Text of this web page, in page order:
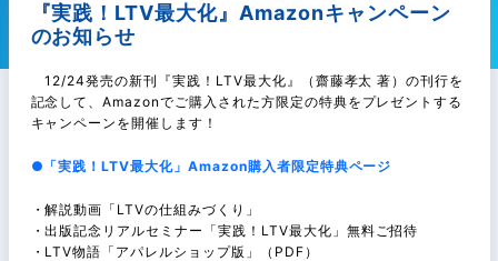
『実践！LTV最大化』Amazonキャンペーン
のお知らせ
12/24発売の新刊『実践！LTV最大化』（齋藤孝太 著）の刊行を
記念して、Amazonでご購入された方限定の特典をプレゼントする
キャンペーンを開催します！
●「実践！LTV最大化」Amazon購入者限定特典ページ
・解説動画「LTVの仕組みづくり」
・出版記念リアルセミナー「実践！LTV最大化」無料ご招待
・LTV物語「アパレルショップ版」（PDF）